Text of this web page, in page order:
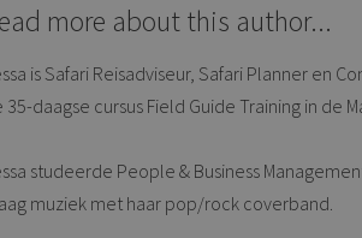
more about this author...
is Safari Reisadviseur, Safari Planner en
35-daagse cursus Field Guide Training in de
studeerde People & Business
muziek met haar pop/rock coverband.